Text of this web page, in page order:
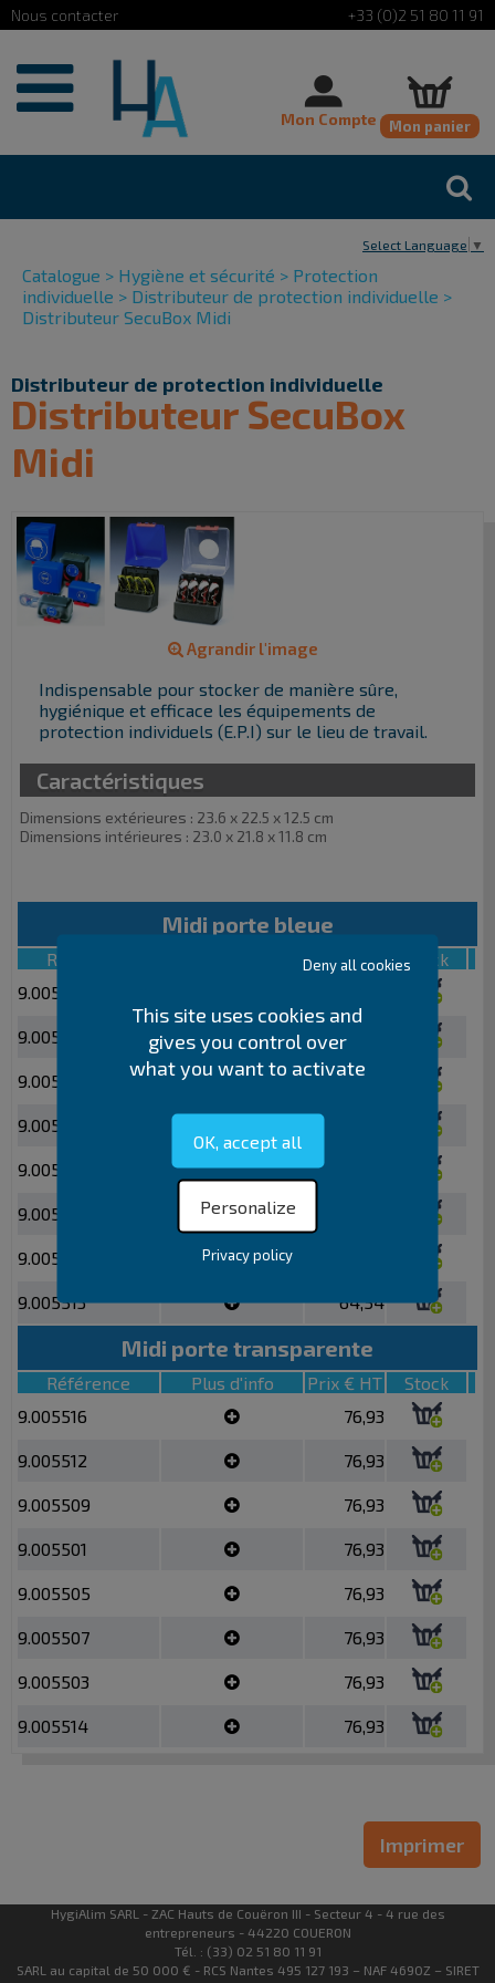
+33 (0)2 51 80 11 91
Mon Compte Mon panier
Select Language ▼
Catalogue > Hygiène et sécurité > Protection
individuelle > Distributeur de protection individuelle >
Distributeur SecuBox Midi
Distributeur de protection individuelle
Distributeur SecuBox
Midi
Agrandir l'image
Indispensable pour stocker de manière sûre,
hygiénique et efficace les équipements de
protection individuels (E.P.I) sur le lieu de travail.
Caractéristiques
Dimensions extérieures : 23.6 x 22.5 x 12.5 cm
Dimensions intérieures : 23.0 x 21.8 x 11.8 cm
Midi porte bleue
Référence Prix € HT
Stock
9.005508
9.005515 64,54
9.005511 64,54
9.005500
9.005504
9.005506
9.005502
9.005513 64,54
Midi porte transparente
Référence Plus d'info Prix € HT
Stock
9.005516
76,93
9.005512 76,93
9.005509 76,93
9.005501 76,93
9.005505 76,93
9.005507 76,93
9.005503 76,93
9.005514 76,93
Imprimer
HygiAlim SARL - ZAC Hauts de Couëron III - Secteur 4 - 4 rue des
entrepreneurs - 44220 COUERON
Tél. : (33) 02 51 80 11 91
SARL au capital de 50 000 € - RCS Nantes 495 127 193 – NAF 4690Z – SIRET
Cookies management panel
This site uses cookies and
gives you control over
what you want to activate
OK, accept all
Deny all cookies
Personalize
Privacy policy